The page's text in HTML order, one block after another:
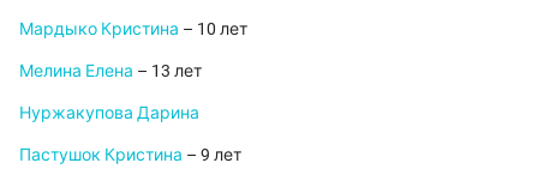
Мардыко Кристина – 10 лет
Мелина Елена – 13 лет
Нуржакупова Дарина
Пастушок Кристина – 9 лет